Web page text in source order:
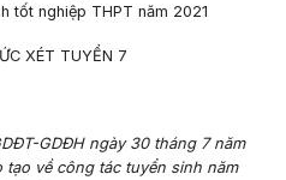
tốt nghiệp THPT năm 2021
XÉT TUYỂN 7
GDĐH ngày30tháng 7 năm
tạo về công tác tuyển sinh năm